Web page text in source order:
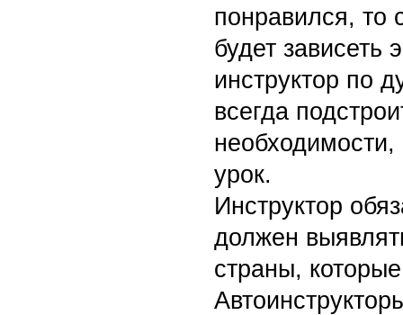
понравился, то
будет зависеть
инструктор по
всегда
необходимости,
урок.
Инструктор
должен
страны,